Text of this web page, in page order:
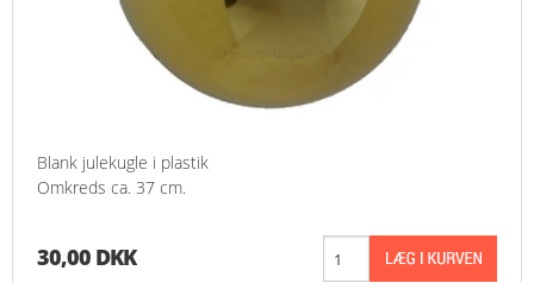
Blank julekugle i plastik
Omkreds ca. 37 cm.
30,00 DKK